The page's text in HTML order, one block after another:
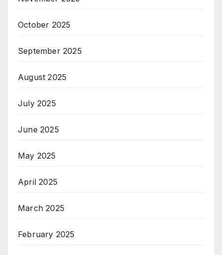
October 2025
September 2025
August 2025
July 2025
June 2025
May 2025
April 2025
March 2025
February 2025